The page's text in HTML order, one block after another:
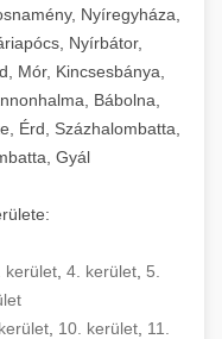
Nyíregyháza,
Nyírbátor,
Mór, Kincsesbánya,
Bábolna,
Érd, Százhalombatta,
Gyál
kerület 4. kerület 5.
, 10. kerület, 11.